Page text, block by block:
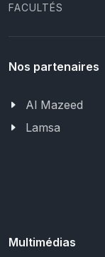
FACULTÉS
Nos partenaires
Al Mazeed
Lamsa
Multimédias